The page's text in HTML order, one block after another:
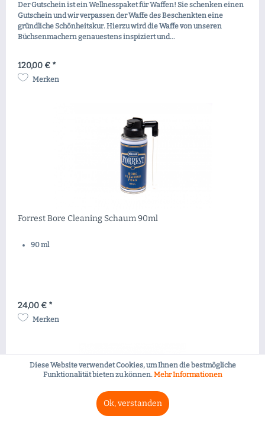
Der Gutschein ist ein Wellnesspaket für Waffen! Sie schenken einen
Gutschein und wir verpassen der Waffe des Beschenkten eine
gründliche Schönheitskur. Hierzu wird die Waffe von unseren
Büchsenmachern genauestens inspiziert und...
120,00 € *
Merken
Forrest Bore Cleaning Schaum 90ml
90 ml
24,00 € *
Merken
Diese Website verwendet Cookies, um Ihnen die bestmögliche
Funktionalität bieten zu können.Mehr Informationen
Ok, verstanden